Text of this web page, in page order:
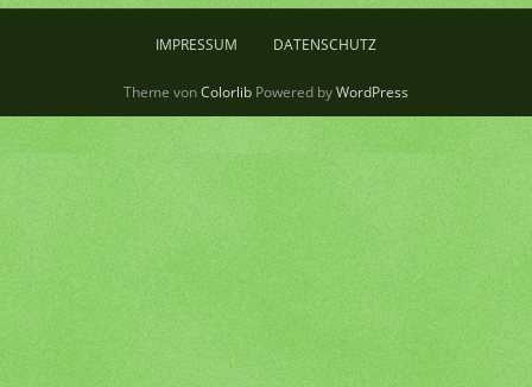
IMPRESSUM DATENSCHUTZ
Theme vonColorlib Powered byWordPress